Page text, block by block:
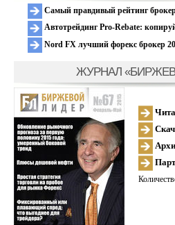
Самый правдивый рейтинг
Автотрейдинг Pro-Rebate:
Nord FX лучший форекс брокер
ЖУРНАЛ